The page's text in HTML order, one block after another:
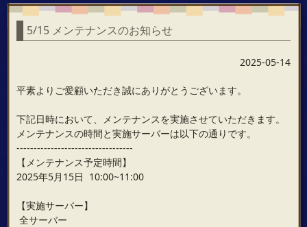
5/15 メンテナンスのお知らせ
2025-05-14
平素よりご愛顧いただき誠にありがとうございます。
下記日時において、メンテナンスを実施させていただきます。
メンテナンスの時間と実施サーバーは以下の通りです。
----------------------------------
【メンテナンス予定時間】
2025年5月15日 10:00~11:00
【実施サーバー】
全サーバー